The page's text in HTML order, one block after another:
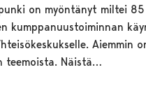
on myöntänyt miltei
kumppanuustoiminnan
Aiemmin
teemoista. Näistä…